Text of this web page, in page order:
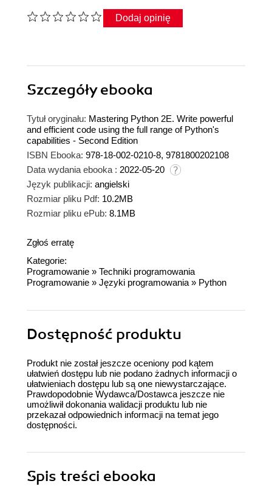
Dodaj opinię
Szczegółyebooka
Tytuł oryginału: Mastering Python 2E. Write powerful
and efficient code using the full range of Python's
capabilities - Second Edition
ISBN Ebooka: 978-18-002-0210-8, 9781800202108
Data wydania ebooka : 2022-05-20
Język publikacji: angielski
Rozmiar pliku Pdf: 10.2MB
Rozmiar pliku ePub: 8.1MB
Zgłoś erratę
Kategorie:
Programowanie » Techniki programowania
Programowanie » Języki programowania » Python
Dostępność produktu
Produkt nie został jeszcze oceniony pod kątem
ułatwień dostępu lub nie podano żadnych informacji o
ułatwieniach dostępu lub są one niewystarczające.
Prawdopodobnie Wydawca/Dostawca jeszcze nie
umożliwił dokonania walidacji produktu lub nie
przekazał odpowiednich informacji na temat jego
dostępności.
Spis treści ebooka